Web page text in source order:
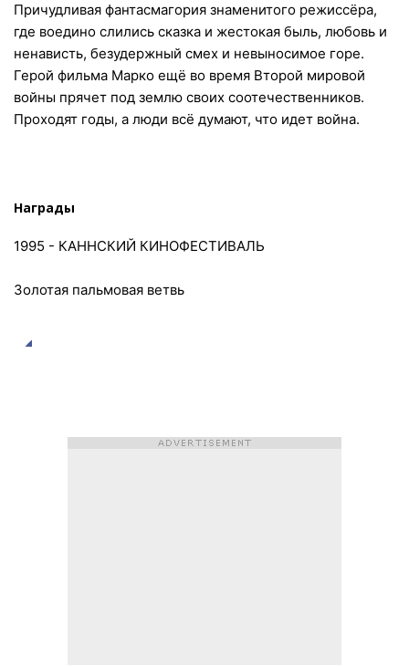
Причудливая фантасмагория знаменитого режиссёра,
где воедино слились сказка и жестокая быль, любовь и
ненависть, безудержный смех и невыносимое горе.
Герой фильма Марко ещё во время Второй мировой
войны прячет под землю своих соотечественников.
Проходят годы, а люди всё думают, что идет война.
Награды
1995 - КАННСКИЙ КИНОФЕСТИВАЛЬ
Золотая пальмовая ветвь